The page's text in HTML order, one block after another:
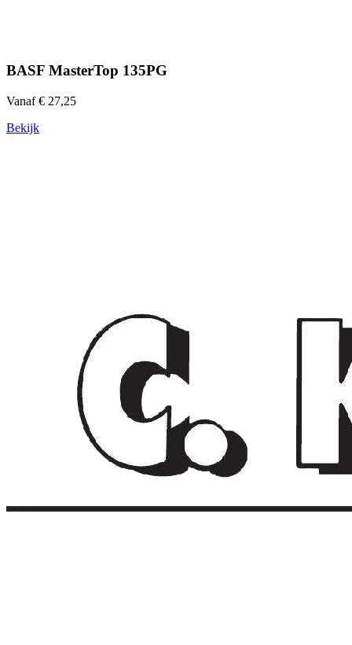
BASF MasterTop 135PG
Vanaf € 27,25
Bekijk